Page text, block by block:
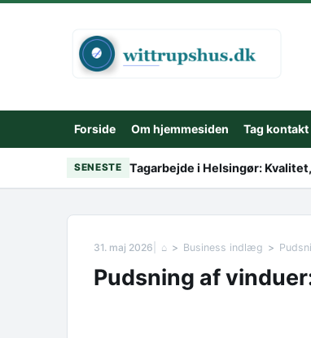
Forside Om hjemmesiden Tag kontakt
SENESTE Tagarbejde i Helsingør:
31. maj 2026 ⌂ Business indlæg
Pudsning af